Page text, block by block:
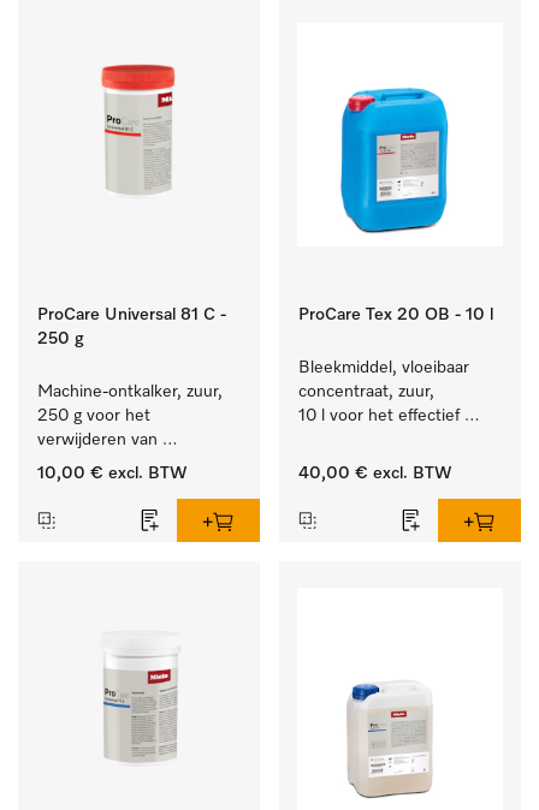
ProCare Universal 81 C -
250 g
Machine-ontkalker, zuur,
250 g voor het
verwijderen van
hardnekkige kalkaanslag.
10,00 € excl. BTW
ProCare Tex 20 OB - 10 l
Bleekmiddel, vloeibaar
concentraat, zuur,
10 l voor het effectief
hardnekkige vlekken.
40,00 € excl. BTW